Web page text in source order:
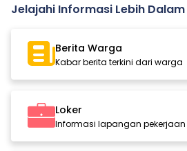
Jelajahi Informasi Lebih Dalam
Berita Warga
Kabar berita terkini dari warga
Loker
Informasi lapangan pekerjaan